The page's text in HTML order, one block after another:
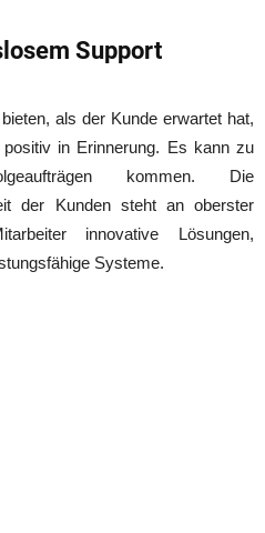
Support
als der Kunde erwartet hat,
in Erinnerung. Es kann zu
kommen. Die
der Kunden steht an oberster
innovative Lösungen,
Systeme.